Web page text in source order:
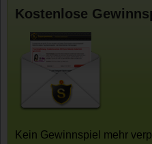
Kostenlose
Kein Gewinnspiel mehr